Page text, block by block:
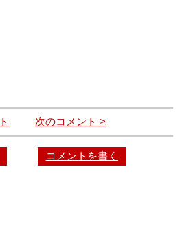
次のコメント >
コメントを書く